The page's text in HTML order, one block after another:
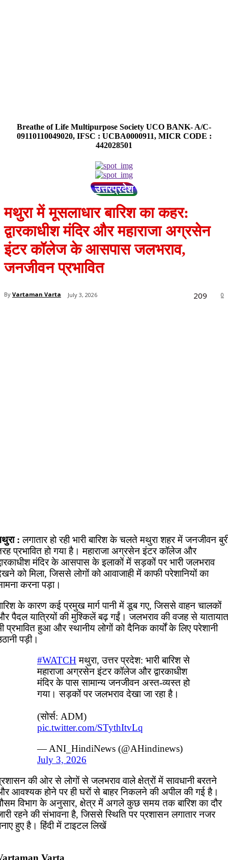
Breathe of Life Multipurpose Society UCO BANK- A/C-
09110110049020, IFSC : UCBA0000911, MICR CODE :
442028501
उत्तरप्रदेश
मथुरा में मूसलाधार बारिश का कहर:
द्वारकाधीश मंदिर और महाराजा अग्रसेन
इंटर कॉलेज के आसपास जलभराव,
जनजीवन प्रभावित
By Vartaman Varta July 3, 2026 0
209
:लगातार हो रही भारी बारिश के चलते मथुरा शहर में जनजीवन
प्रभावित हो गया है। महाराजा अग्रसेन इंटर कॉलेज और
मंदिर के आसपास के इलाकों में सड़कों पर भारी जलभराव
को मिला, जिससे लोगों को आवाजाही में काफी परेशानियों का
करना पड़ा।
के कारण कई प्रमुख मार्ग पानी में डूब गए, जिससे वाहन चालकों
पैदल यात्रियों की मुश्किलें बढ़ गईं। जलभराव की वजह से यातायात
प्रभावित हुआ और स्थानीय लोगों को दैनिक कार्यों के लिए परेशानी
पड़ी।
#WATCH मथुरा, उत्तर प्रदेश: भारी बारिश से
महाराजा अग्रसेन इंटर कॉलेज और द्वारकाधीश
मंदिर के पास सामान्य जनजीवन अस्त-व्यस्त हो
गया। सड़कों पर जलभराव देखा जा रहा है।
(सोर्स: ADM)
pic.twitter.com/STythItvLq
— ANI_HindiNews (@AHindinews)
July 3, 2026
की ओर से लोगों से जलभराव वाले क्षेत्रों में सावधानी बरतने
आवश्यक होने पर ही घरों से बाहर निकलने की अपील की गई है।
विभाग के अनुसार, क्षेत्र में अगले कुछ समय तक बारिश का दौर
रहने की संभावना है, जिससे स्थिति पर प्रशासन लगातार नजर
हुए है। हिंदी में टाइटल लिखें
Varta